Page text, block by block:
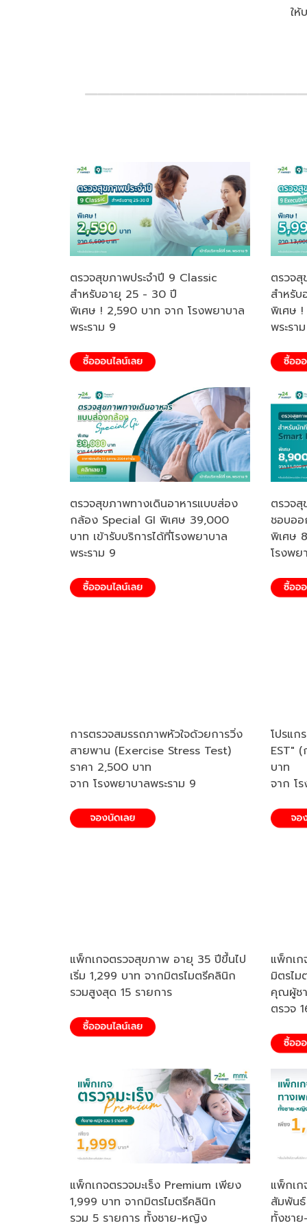
ให้
ตรวจสุขภาพประจำปี 9 Classic
สำหรับอายุ 25 - 30 ปี
พิเศษ ! 2,590 บาท จาก โรงพยาบาล
พระราม 9
ตรวจ
สำหรั
พิเศษ !
พระรา
ตรวจสุขภาพทางเดินอาหารแบบส่อง
กล้อง Special GI พิเศษ 39,000
บาท เข้ารับบริการได้ที่โรงพยาบาล
พระราม 9
ตรวจ
ชอบอ
พิเศษ
โรงพย
การตรวจสมรรถภาพหัวใจด้วยการวิ่ง
สายพาน (Exercise Stress Test)
ราคา 2,500 บาท
จาก โรงพยาบาลพระราม 9
โปรแก
EST"
บาท
จาก โ
แพ็กเกจตรวจสุขภาพ อายุ 35 ปีขึ้นไป
เริ่ม 1,299 บาท จากมิตรไมตรีคลินิก
รวมสูงสุด 15 รายการ
แพ็กเ
มิตรไม
คุณผู้ช
ตรวจ
แพ็กเกจตรวจมะเร็ง Premium เพียง
1,999 บาท จากมิตรไมตรีคลินิก
รวม 5 รายการ ทั้งชาย-หญิง
แพ็กเก
สัมพันธ์
ทั้งชา